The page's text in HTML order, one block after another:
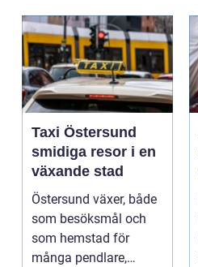
Taxi Östersund
smidiga resor i en
växande stad
Östersund växer, både
som besöksmål och
som hemstad för
många pendlare,